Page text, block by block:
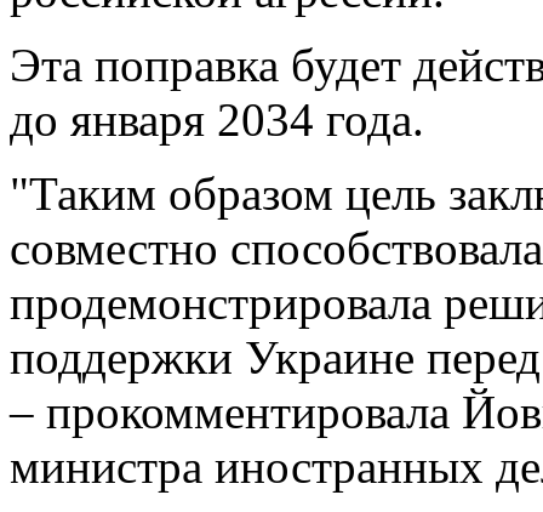
Эта поправка будет
до января 2034 года.
"Таким образом цель
совместно
продемонстрировала
поддержки Украине
– прокомментировала
министра иностранных